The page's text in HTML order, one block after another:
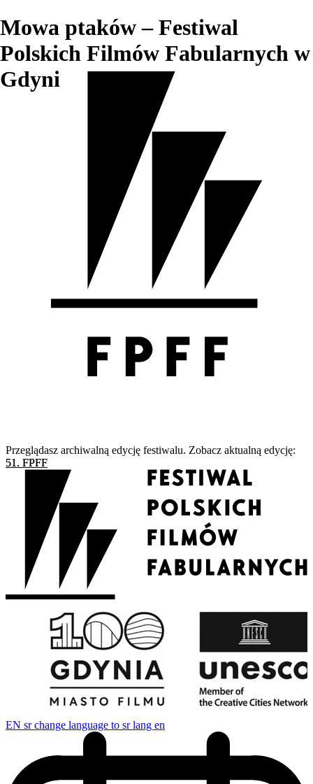
Mowa ptaków – Festiwal
Polskich Filmów Fabularnych w
Gdyni
Przeglądasz archiwalną edycję festiwalu. Zobacz aktualną edycję:
51. FPFF
EN sr change language to sr lang en